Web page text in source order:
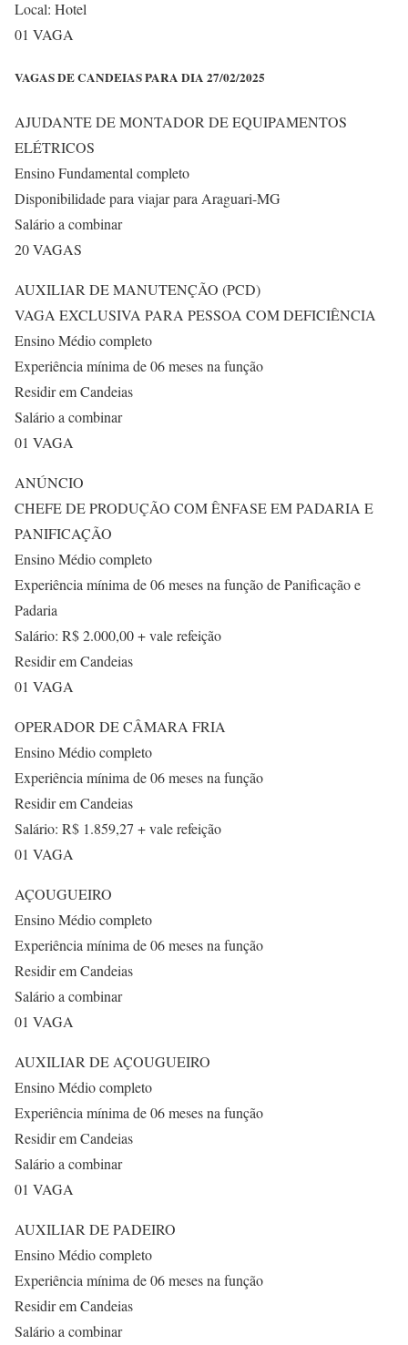
Local: Hotel
01 VAGA
VAGAS DE CANDEIAS PARA DIA 27/02/2025
AJUDANTE DE MONTADOR DE EQUIPAMENTOS
ELÉTRICOS
Ensino Fundamental completo
Disponibilidade para viajar para Araguari-MG
Salário a combinar
20 VAGAS
AUXILIAR DE MANUTENÇÃO (PCD)
VAGA EXCLUSIVA PARA PESSOA COM DEFICIÊNCIA
Ensino Médio completo
Experiência mínima de 06 meses na função
Residir em Candeias
Salário a combinar
01 VAGA
ANÚNCIO
CHEFE DE PRODUÇÃO COM ÊNFASE EM PADARIA E
PANIFICAÇÃO
Ensino Médio completo
Experiência mínima de 06 meses na função de Panificação e
Padaria
Salário: R$ 2.000,00 + vale refeição
Residir em Candeias
01 VAGA
OPERADOR DE CÂMARA FRIA
Ensino Médio completo
Experiência mínima de 06 meses na função
Residir em Candeias
Salário: R$ 1.859,27 + vale refeição
01 VAGA
AÇOUGUEIRO
Ensino Médio completo
Experiência mínima de 06 meses na função
Residir em Candeias
Salário a combinar
01 VAGA
AUXILIAR DE AÇOUGUEIRO
Ensino Médio completo
Experiência mínima de 06 meses na função
Residir em Candeias
Salário a combinar
01 VAGA
AUXILIAR DE PADEIRO
Ensino Médio completo
Experiência mínima de 06 meses na função
Residir em Candeias
Salário a combinar